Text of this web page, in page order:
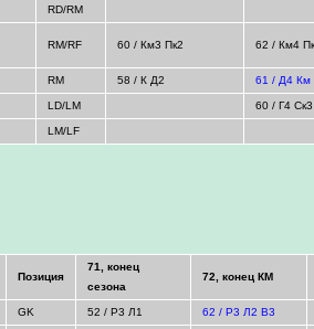
RD/RM
RM/RF 60 / Км3 Пк2 62 / Км4
RM 58 / К Д2 61 / Д4 Км
LD/LM 60 / Г4
LM/LF
Позиция
71, конец
сезона
72, конец КМ
GK 52 / Р3 Л1 62 / Р3 Л2 В3